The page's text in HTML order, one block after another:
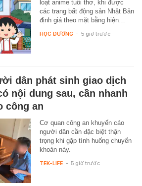
loạt anime tuổi thơ, khi được
các trang bất động sản Nhật Bản
định giá theo mặt bằng hiện…
HỌC ĐƯỜNG - 5 giờ trước
dân phát sinh giao dịch
nội dung sau, cần nhanh
công an
Cơ quan công an khuyến cáo
người dân cần đặc biệt thận
trọng khi gặp tình huống chuyển
khoản này.
TEK-LIFE - 5 giờ trước